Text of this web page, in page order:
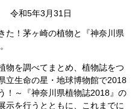
和5年3月31日
た！茅ヶ崎の植物と『神奈川県
物を調べてまとめ、植物誌をつ
立生命の星・地球博物館で2018
！～『神奈川県植物誌2018』の
示を行うとともに、これまでに